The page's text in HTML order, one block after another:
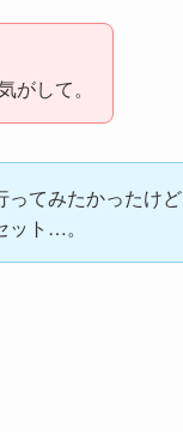
して。
てみたかったけど
ット…。